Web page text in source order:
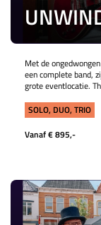
Met de
een complete band,
grote eventlocatie.
SOLO, DUO, TRIO
Vanaf € 895,-